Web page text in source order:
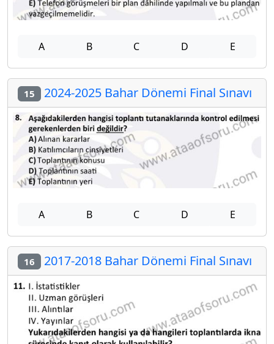
A B C D E
15 2024-2025 Bahar Dönemi Final Sınavı
A B C D E
16 2017-2018 Bahar Dönemi Final Sınavı